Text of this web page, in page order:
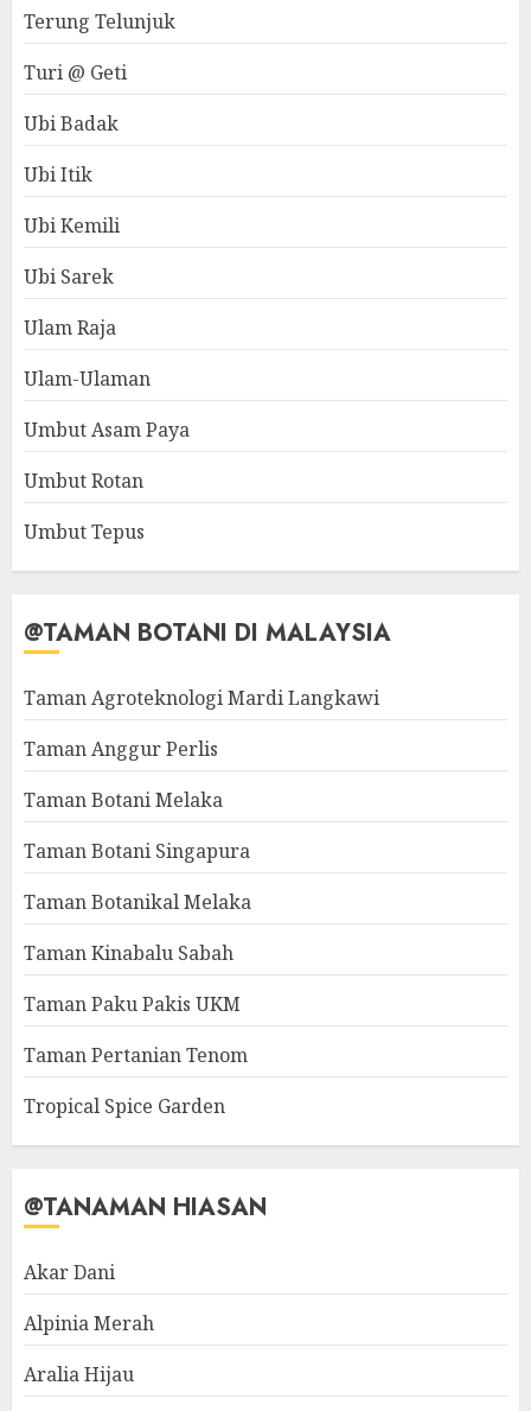
Terung Telunjuk
Turi @ Geti
Ubi Badak
Ubi Itik
Ubi Kemili
Ubi Sarek
Ulam Raja
Ulam-Ulaman
Umbut Asam Paya
Umbut Rotan
Umbut Tepus
@TAMAN BOTANI DI MALAYSIA
Taman Agroteknologi Mardi Langkawi
Taman Anggur Perlis
Taman Botani Melaka
Taman Botani Singapura
Taman Botanikal Melaka
Taman Kinabalu Sabah
Taman Paku Pakis UKM
Taman Pertanian Tenom
Tropical Spice Garden
@TANAMAN HIASAN
Akar Dani
Alpinia Merah
Aralia Hijau